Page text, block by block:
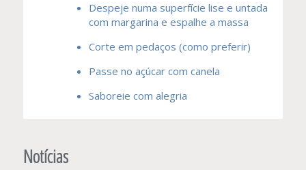
Despeje numa superfície lise e untada
com margarina e espalhe a massa
Corte em pedaços (como preferir)
Passe no açúcar com canela
Saboreie com alegria
Notícias